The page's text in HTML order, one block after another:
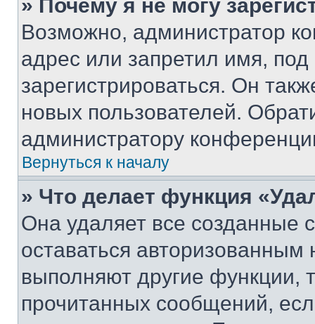
» Почему я не могу
Возможно, администратор
адрес или запретил имя,
зарегистрироваться. Он
новых пользователей.
администратору
Вернуться к началу
» Что делает функция
Она удаляет все созданные
оставаться
выполняют другие функции,
прочитанных сообщений,